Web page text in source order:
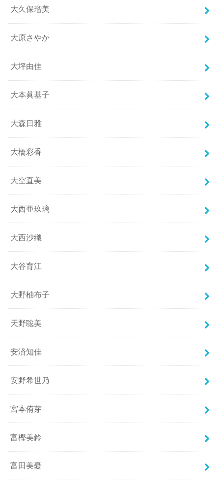
大久保瑠美
大原さやか
大坪由佳
大本眞基子
大森日雅
大橋彩香
大空直美
大西亜玖璃
大西沙織
大谷育江
大野柚布子
天野聡美
安済知佳
安野希世乃
宮本侑芽
富樫美鈴
富田美憂